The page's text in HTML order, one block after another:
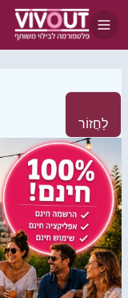
לַחֲזוֹר